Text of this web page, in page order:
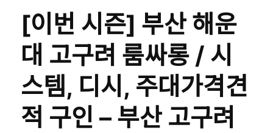
[이번 시즌] 부산 해운
대 고구려 룸싸롱 / 시
스템, 디시, 주대가격견
적 구인 – 부산 고구려